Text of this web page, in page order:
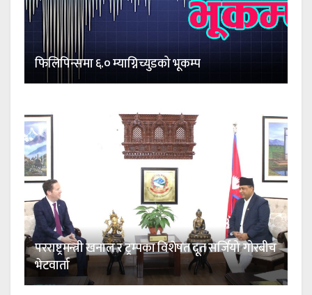
फिलिपिन्समा ६.० म्याग्निच्युडको भूकम्प
परराष्ट्रमन्त्री खनाल र ट्रम्पका विशेषत दूत सर्जियो गोरबीच
भेटवार्ता